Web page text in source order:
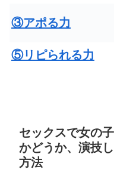
③アポる力
⑤リピられる力
セックスで女の
かどうか、演技
方法